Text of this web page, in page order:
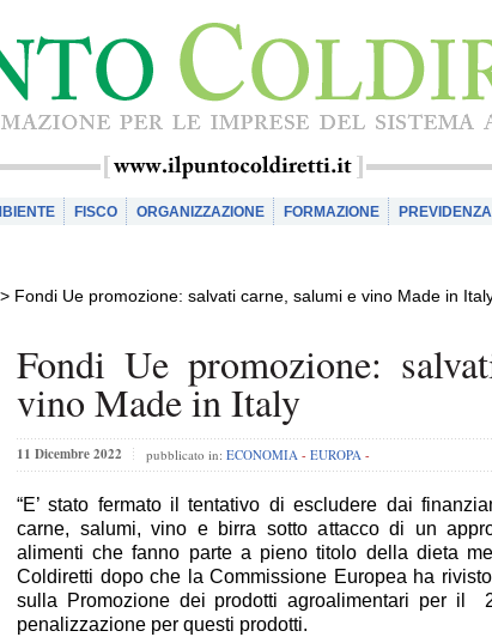
FISCO ORGANIZZAZIONE FORMAZIONE
PREVIDENZA
> Fondi Ue promozione: salvati carne, salumi e vino Made in
Fondi Ue promozione:
vino Made in Italy
11 Dicembre 2022 pubblicato in: ECONOMIA - EUROPA -
“E’ stato fermato il tentativo di escludere dai
carne, salumi, vino e birra sotto attacco di un
alimenti che fanno parte a pieno titolo della dieta
Coldiretti dopo che la Commissione Europea ha
sulla Promozione dei prodotti agroalimentari per il
penalizzazione per questi prodotti.